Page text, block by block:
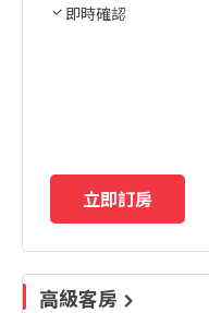
即時確認
立即訂房
高級客房